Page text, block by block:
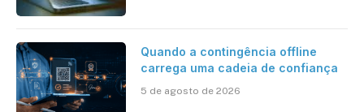
Quando a contingência offline
carrega uma cadeia de confiança
5 de agosto de 2026